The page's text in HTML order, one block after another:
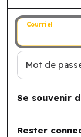
Courriel
Mot de
Se souvenir
Rester